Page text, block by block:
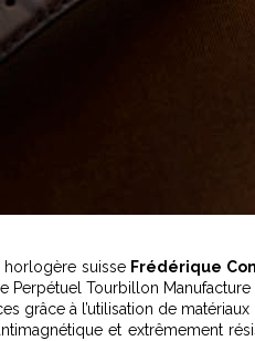
suisse Frédérique
Perpétuel Tourbillon
grâce à l’utilisation de
et extrêmement